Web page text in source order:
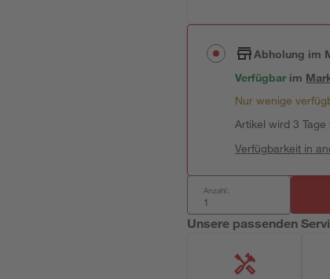
Abholung im
Verfügbar im
Nur wenige
Artikel wird 3
Verfügbarkeit in
Anzahl:
Unsere passenden